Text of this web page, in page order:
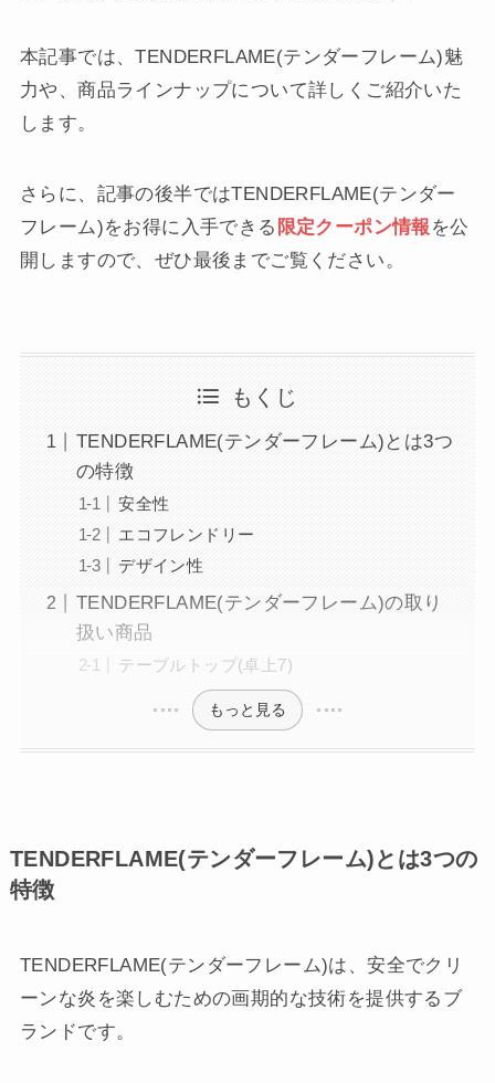
本記事では、TENDERFLAME(テンダーフレーム)魅
力や、商品ラインナップについて詳しくご紹介いた
します。
さらに、記事の後半ではTENDERFLAME(テンダー
フレーム)をお得に入手できる 限定クーポン情報 を公
開しますので、ぜひ最後までご覧ください。
もくじ
TENDERFLAME(テンダーフレーム)とは3つ
の特徴
安全性
エコフレンドリー
デザイン性
TENDERFLAME(テンダーフレーム)の取り
扱い商品
テーブルトップ(卓上7)
もっと見る
TENDERFLAME(テンダーフレーム)とは3つの
特徴
TENDERFLAME(テンダーフレーム)は、安全でクリ
ーンな炎を楽しむための画期的な技術を提供するブ
ランドです。